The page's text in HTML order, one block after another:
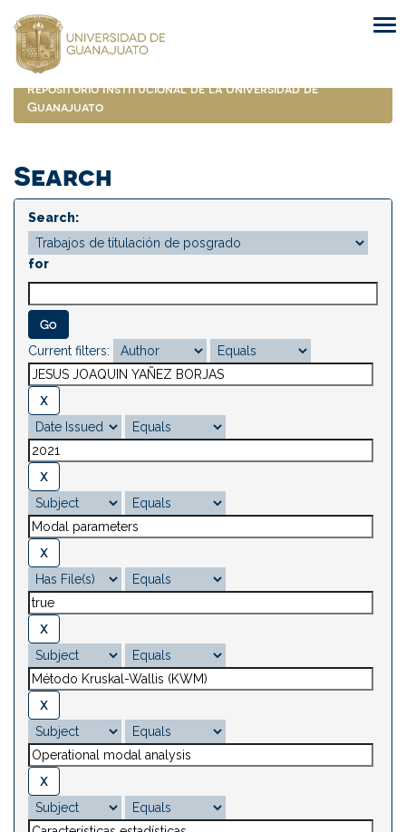
navigation
Repositorio Institucional de la Universidad de
Guanajuato
Search
Search:
for
Current filters: